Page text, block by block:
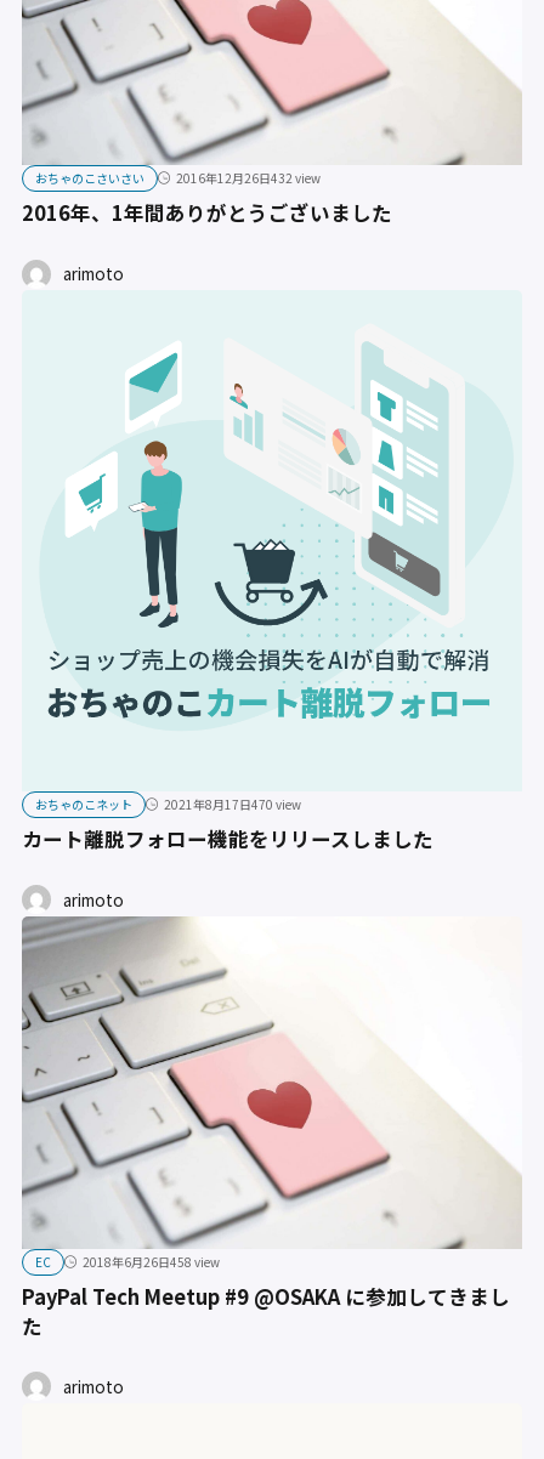
おちゃのこさいさい 2016年12月26日432 view
2016年、1年間ありがとうございました
arimoto
おちゃのこネット 2021年8月17日470 view
カート離脱フォロー機能をリリースしました
arimoto
EC 2018年6月26日458 view
PayPal Tech Meetup #9 @OSAKA に参加してきまし
た
arimoto